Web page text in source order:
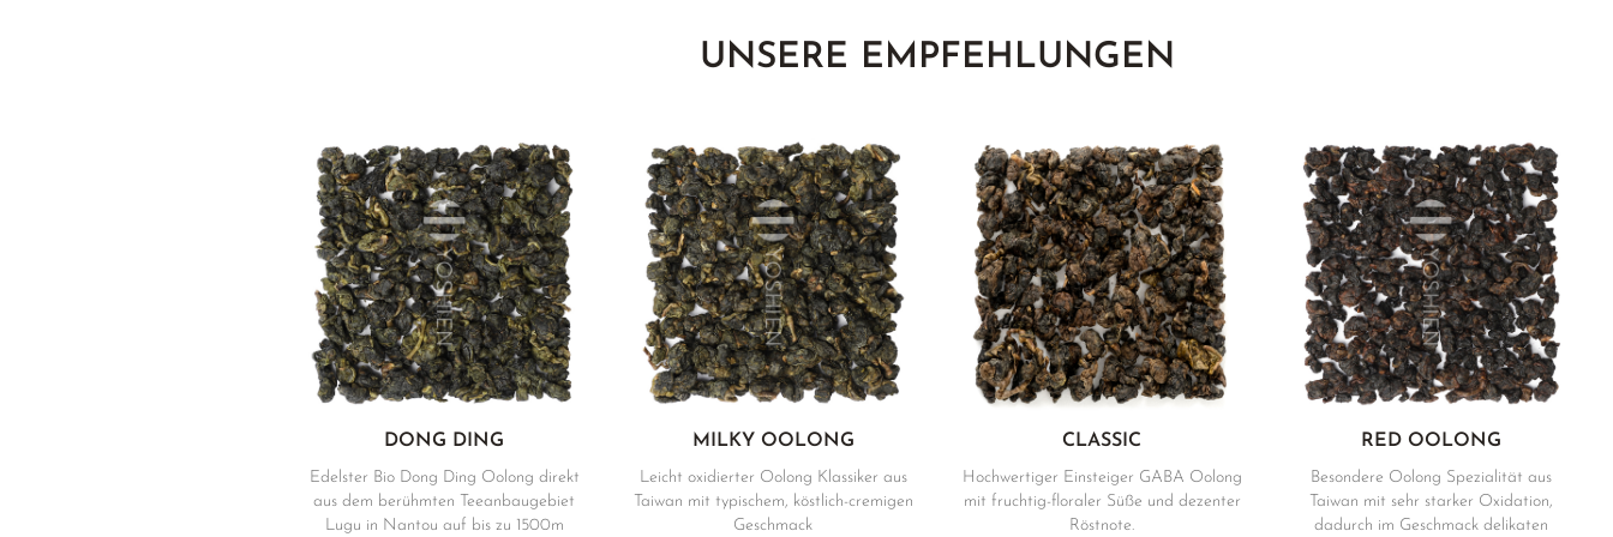
UNSERE EMPFEHLUNGEN
DONG DING
Edelster Bio Dong Ding Oolong direkt
aus dem berühmten Teeanbaugebiet
Lugu in Nantou auf bis zu 1500m
MILKY OOLONG
Leicht oxidierter Oolong Klassiker aus
Taiwan mit typischem, köstlich-cremigen
Geschmack
CLASSIC
Hochwertiger Einsteiger GABA Oolong
mit fruchtig-floraler Süße und dezenter
Röstnote.
RED OOLONG
Besondere Oolong Spezialität aus
Taiwan mit sehr starker Oxidation,
dadurch im Geschmack delikaten